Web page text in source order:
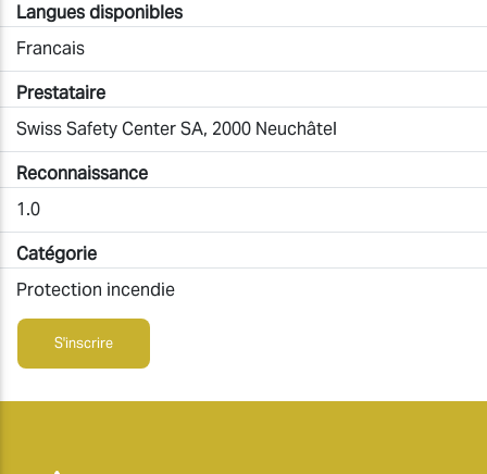
Langues disponibles
Francais
Prestataire
Swiss Safety Center SA, 2000 Neuchâtel
Reconnaissance
1.0
Catégorie
Protection incendie
S'inscrire